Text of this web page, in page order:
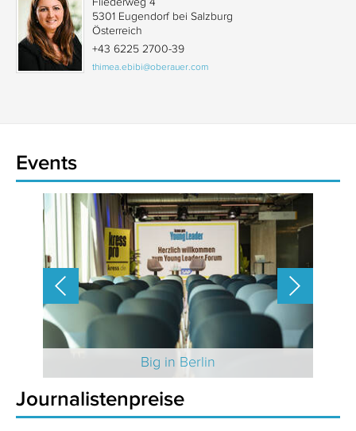
5301 Eugendorf bei Salzburg
Österreich
+43 6225 2700-39
thimea.ebibi@oberauer.com
Events
Big in Berlin
Journalistenpreise